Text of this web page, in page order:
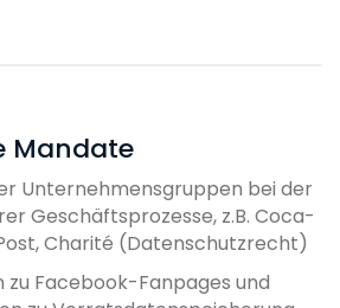
Mandate
Unternehmensgruppen bei der
Geschäftsprozesse, z.B. Coca-
Charité (Datenschutzrecht)
zu Facebook-Fanpages und